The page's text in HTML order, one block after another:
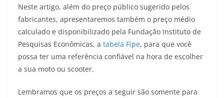
t
s
A
p
p
e
g
r
a
m
e
b
o
o
k
t
t
e
y
L
i
k
Neste artigo, além do preço público sugerido pelos
fabricantes, apresentaremos também o preço médio
calculado e disponibilizado pela Fundação Instituto de
Pesquisas Econômicas, a tabela Fipe, para que você
possa ter uma referência confiável na hora de escolher
a sua moto ou scooter.
Lembramos que os preços a seguir são somente para